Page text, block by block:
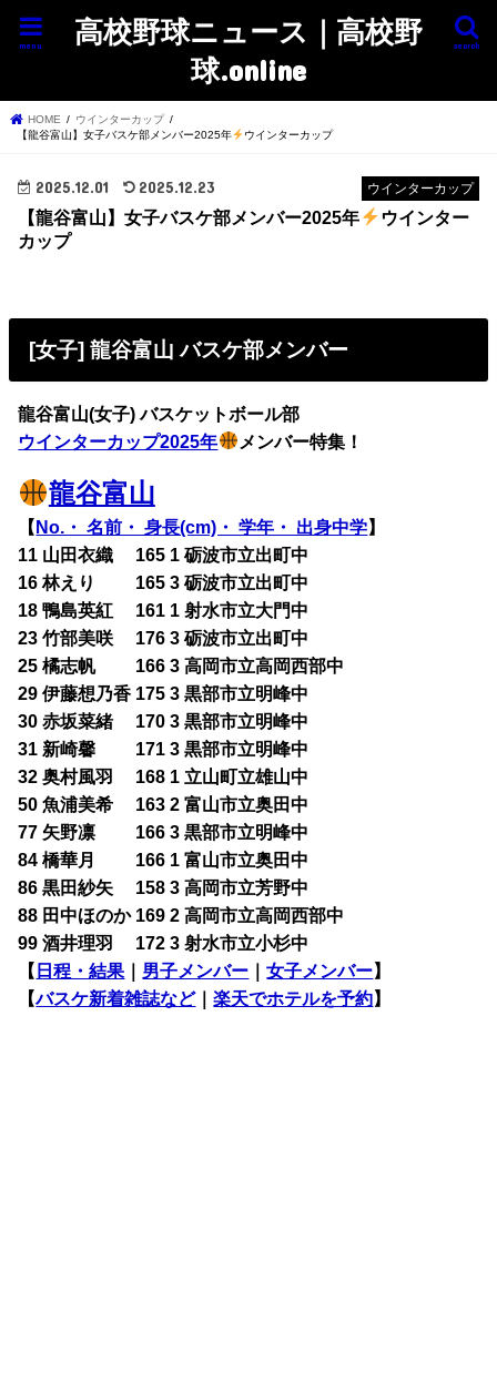
高校野球ニュース｜高校野
球.online
search
menu
HOME
ウインターカップ
【龍谷富山】女子バスケ部メンバー2025年
ウインターカップ
ウインターカップ
2025.12.01 2025.12.23
【龍谷富山】女子バスケ部メンバー2025年
ウインター
カップ
[女子] 龍谷富山 バスケ部メンバー
龍谷富山(女子) バスケットボール部
ウインターカップ2025年
メンバー特集！
龍谷富山
【 No.・ 名前・ 身長(cm)・ 学年・ 出身中学】
11 山田衣織 165 1 砺波市立出町中
16 林えり 165 3 砺波市立出町中
18 鴨島英紅 161 1 射水市立大門中
23 竹部美咲 176 3 砺波市立出町中
25 橘志帆 166 3 高岡市立高岡西部中
29 伊藤想乃香 175 3 黒部市立明峰中
30 赤坂菜緒 170 3 黒部市立明峰中
31 新崎馨 171 3 黒部市立明峰中
32 奥村風羽 168 1 立山町立雄山中
50 魚浦美希 163 2 富山市立奥田中
77 矢野凛 166 3 黒部市立明峰中
84 橋華月 166 1 富山市立奥田中
86 黒田紗矢 158 3 高岡市立芳野中
88 田中ほのか 169 2 高岡市立高岡西部中
99 酒井理羽 172 3 射水市立小杉中
【 日程・結果 男子メンバー ｜女子メンバー】
【バスケ新着雑誌など｜楽天でホテルを予約】